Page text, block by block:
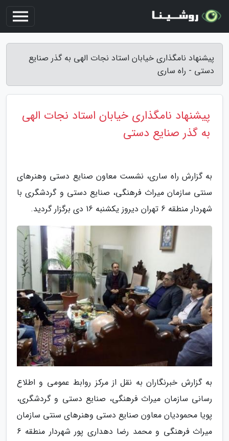
پیشنهاد نامگذاری خیابان استاد نجات الهی به گذر صنایع
دستی - راه ساری
پیشنهاد نامگذاری خیابان استاد نجات الهی
به گذر صنایع دستی
به گزارش راه ساری، نشست معاون صنایع دستی وهنرهای
سنتی سازمان میراث فرهنگی، صنایع دستی و گردشگری با
شهردار منطقه 6 تهران دیروز یکشنبه 16 دی برگزار گردید.
به گزارش خبرنگاران به نقل از مرکز روابط عمومی و اطلاع
رسانی سازمان میراث فرهنگی، صنایع دستی و گردشگری،
پویا محمودیان معاون صنایع دستی وهنرهای سنتی سازمان
میراث فرهنگی و محمد رضا دهداری پور شهردار منطقه 6